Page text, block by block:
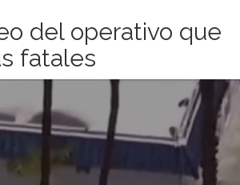
del operativo que
fatales